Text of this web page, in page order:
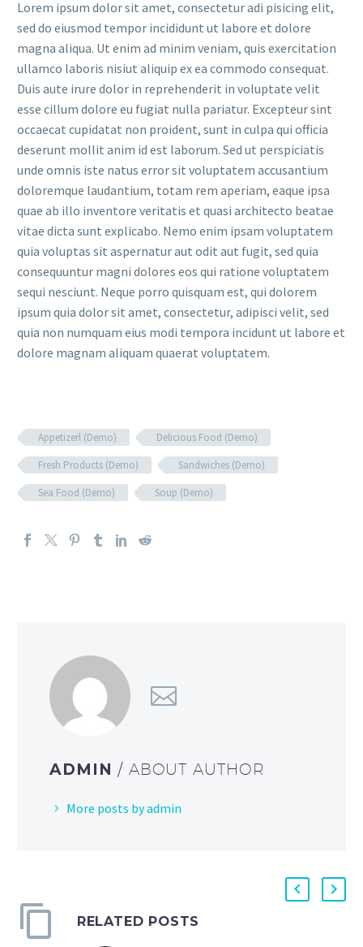
Lorem ipsum dolor sit amet, consectetur adi pisicing elit,
sed do eiusmod tempor incididunt ut labore et dolore
magna aliqua. Ut enim ad minim veniam, quis exercitation
ullamco laboris nisiut aliquip ex ea commodo consequat.
Duis aute irure dolor in reprehenderit in voluptate velit
esse cillum dolore eu fugiat nulla pariatur. Excepteur sint
occaecat cupidatat non proident, sunt in culpa qui officia
deserunt mollit anim id est laborum. Sed ut perspiciatis
unde omnis iste natus error sit voluptatem accusantium
doloremque laudantium, totam rem aperiam, eaque ipsa
quae ab illo inventore veritatis et quasi architecto beatae
vitae dicta sunt explicabo. Nemo enim ipsam voluptatem
quia voluptas sit aspernatur aut odit aut fugit, sed quia
consequuntur magni dolores eos qui ratione voluptatem
sequi nesciunt. Neque porro quisquam est, qui dolorem
ipsum quia dolor sit amet, consectetur, adipisci velit, sed
quia non numquam eius modi tempora incidunt ut labore et
dolore magnam aliquam quaerat voluptatem.
Appetizerl (Demo)
Delicious Food (Demo)
Fresh Products (Demo)
Sandwiches (Demo)
Sea Food (Demo)
Soup (Demo)
ADMIN / ABOUT AUTHOR
More posts by admin
RELATED POSTS